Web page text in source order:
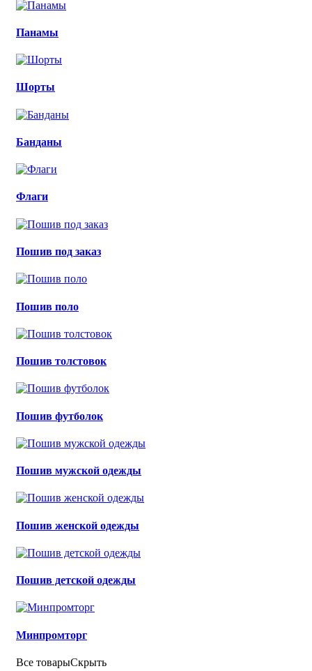
Панамы
Шорты
Банданы
Флаги
Пошив под заказ
Пошив поло
Пошив толстовок
Пошив футболок
Пошив мужской одежды
Пошив женской одежды
Пошив детской одежды
Минпромторг
Все товарыСкрыть